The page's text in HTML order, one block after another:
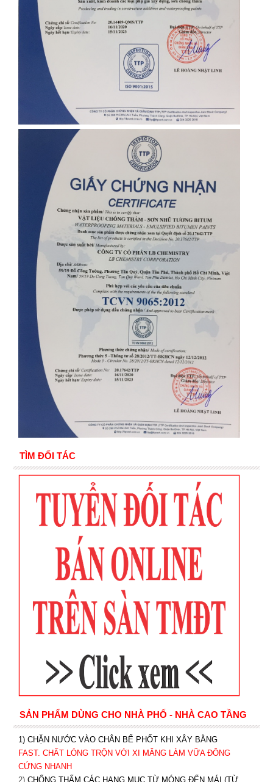
TÌM ĐỐI TÁC
SẢN PHẨM DÙNG CHO NHÀ PHỐ - NHÀ CAO TẦNG
1) CHẶN NƯỚC VÀO CHÂN BỂ PHỐT KHI XÂY BẰNG
FAST. CHẤT LỎNG TRỘN VỚI XI MĂNG LÀM VỮA ĐÔNG
CỨNG NHANH
2) CHỐNG THẤM CÁC HẠNG MỤC TỪ MÓNG ĐẾN MÁI (TỪ